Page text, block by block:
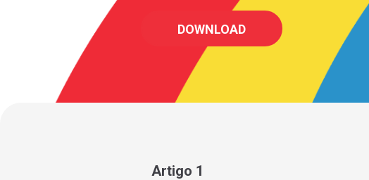
DOWNLOAD
Artigo 1